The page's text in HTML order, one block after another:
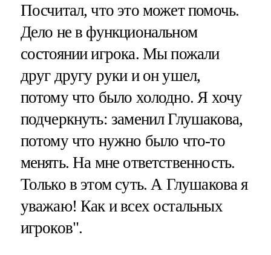
Посчитал, что это может помочь.
Дело не в функциональном
состоянии игрока. Мы пожали
друг другу руки и он ушел,
потому что было холодно. Я хочу
подчеркнуть: заменил Глушакова,
потому что нужно было что-то
менять. На мне ответственность.
Только в этом суть. А Глушакова я
уважаю! Как и всех остальных
игроков".